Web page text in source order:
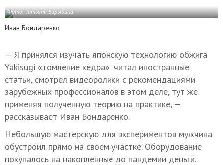
Фото: Татьяна Барыбина
Иван Бондаренко
— Я принялся изучать японскую технологию обжига
Yakisugi «томление кедра»: читал иностранные
статьи, смотрел видеоролики с рекомендациями
зарубежных профессионалов в этом деле, тут же
применяя полученную теорию на практике, —
рассказывает Иван Бондаренко.
Небольшую мастерскую для экспериментов мужчина
обустроил прямо на своем участке. Оборудование
покупалось на накопленные до пандемии деньги.